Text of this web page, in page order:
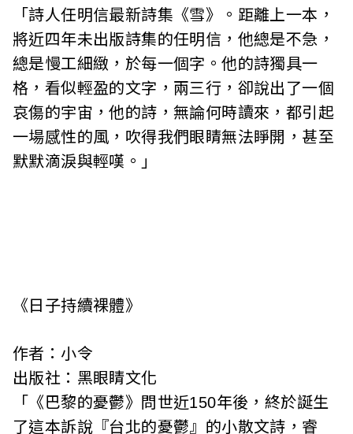
「詩人任明信最新詩集《雪》。距離上一本，
將近四年未出版詩集的任明信，他總是不急，
總是慢工細緻，於每一個字。他的詩獨具一
格，看似輕盈的文字，兩三行，卻說出了一個
哀傷的宇宙，他的詩，無論何時讀來，都引起
一場感性的風，吹得我們眼睛無法睜開，甚至
默默滴淚與輕嘆。」
《日子持續裸體》
作者：小令
出版社：黑眼睛文化
「《巴黎的憂鬱》問世近150年後，終於誕生
了這本訴說『台北的憂鬱』的小散文詩，睿